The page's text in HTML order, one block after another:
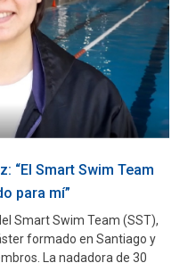
“El Smart Swim Team
para mí”
Smart Swim Team (SST),
formado en Santiago y
La nadadora de 30